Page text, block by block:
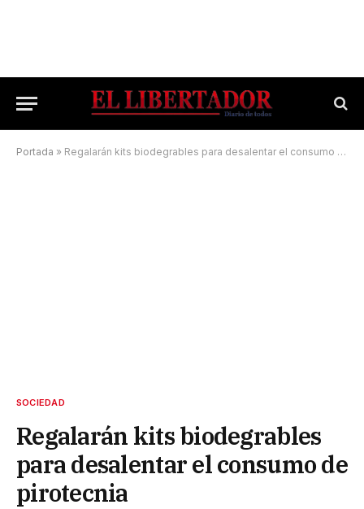
Portada » Regalarán kits biodegrables para desalentar el consumo de pirotecnia
SOCIEDAD
Regalarán kits biodegrables
para desalentar el consumo de
pirotecnia